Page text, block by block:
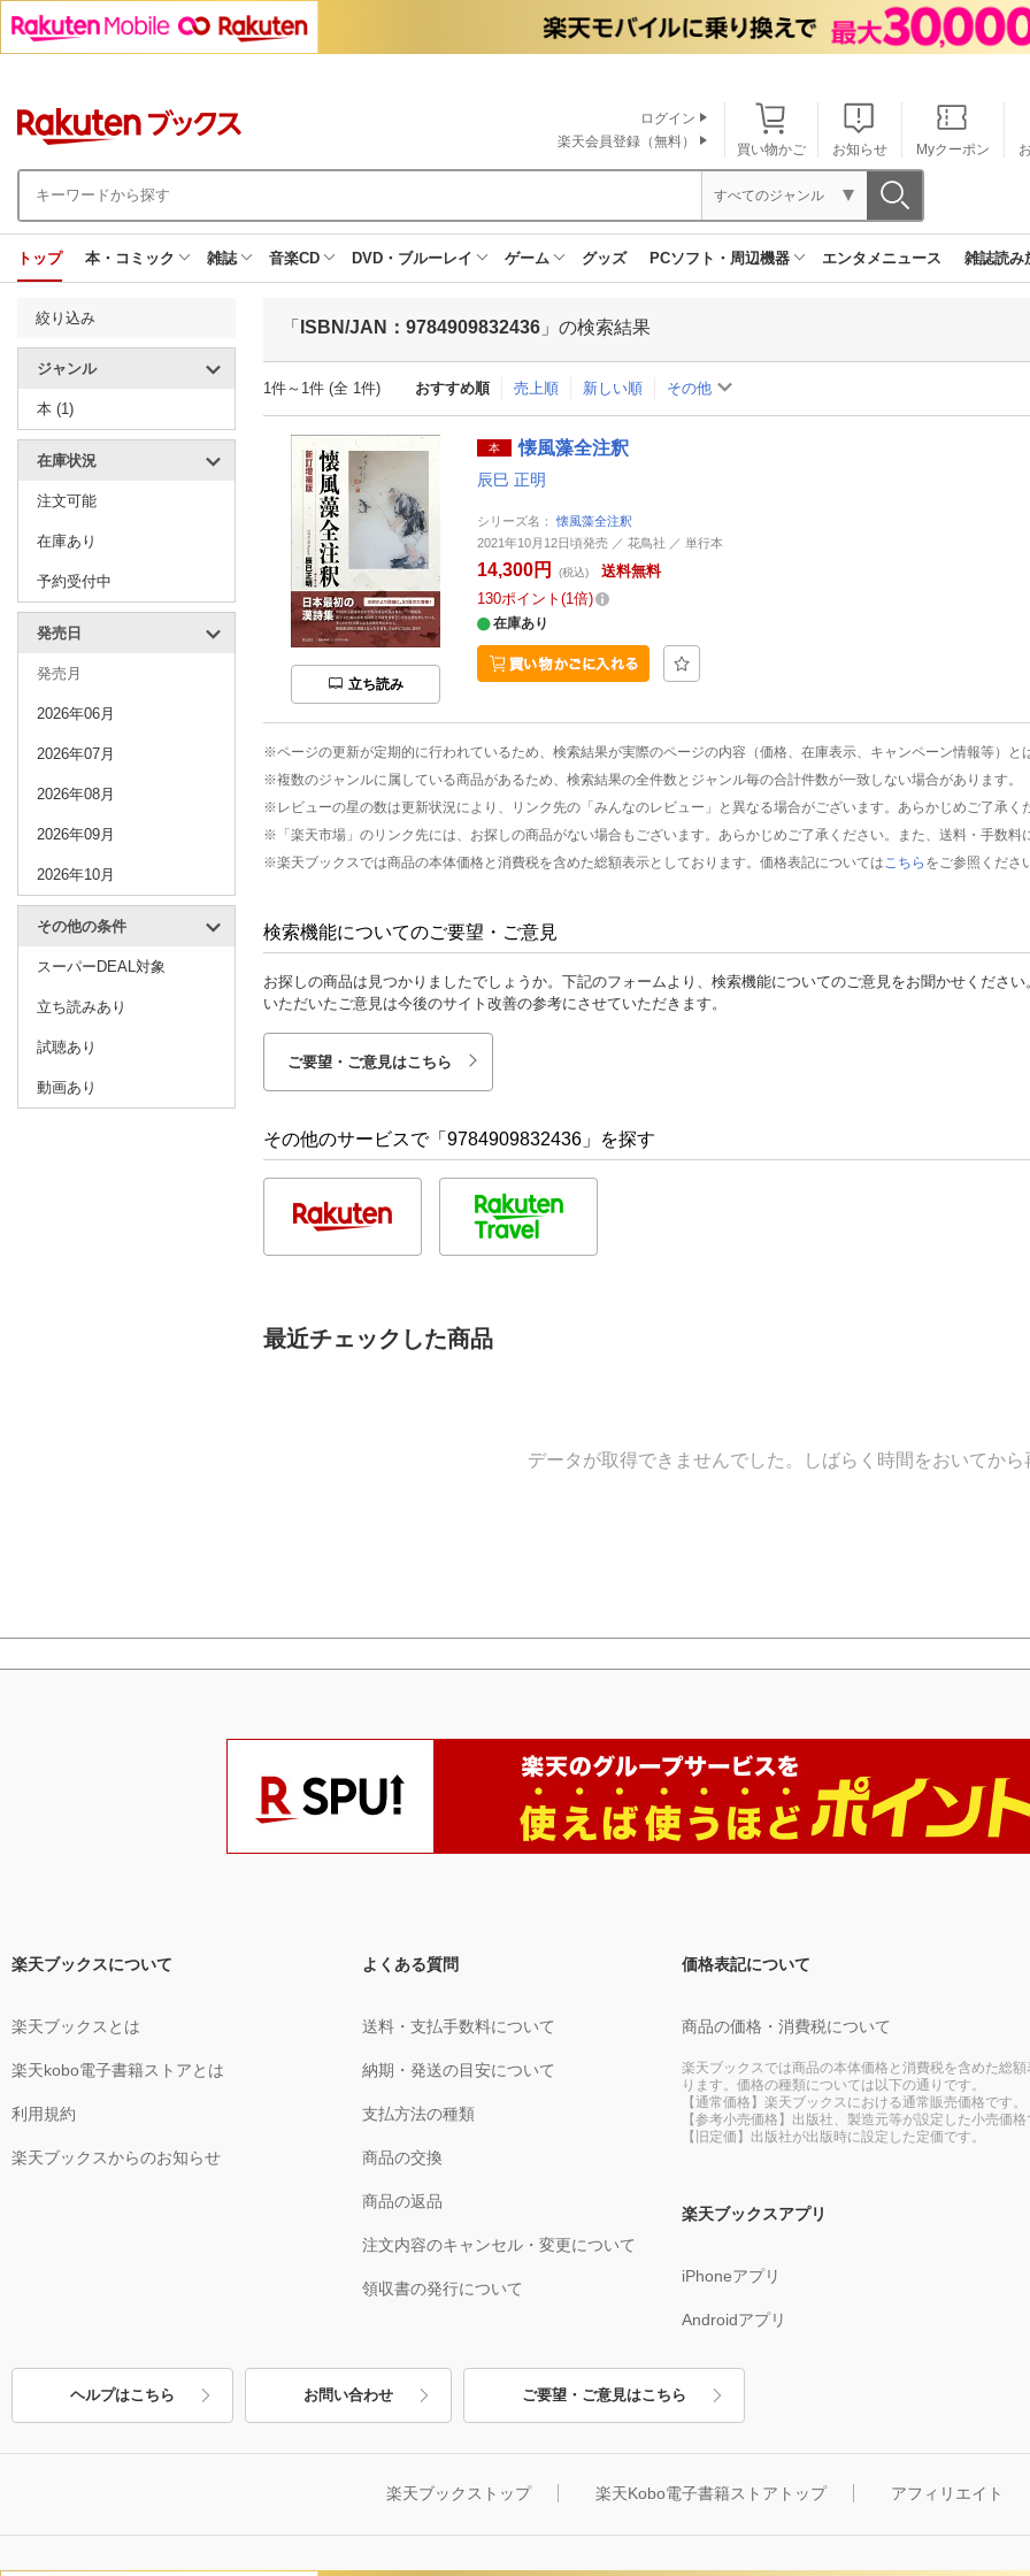
買い物かご お知らせ Myクーポン
ログイン
楽天会員登録（無料）
すべてのジャンル
トップ 本・コミック 雑誌 音楽CD DVD・ブルーレイ ゲーム グッズ PCソフト・周辺機器 エンタメニュース 雑誌読み
絞り込み
ジャンル
本 (1)
在庫状況
注文可能
在庫あり
予約受付中
発売日
発売月
2026年06月
2026年07月
2026年08月
2026年09月
2026年10月
その他の条件
スーパーDEAL対象
立ち読みあり
試聴あり
動画あり
「 ISBN/JAN：9784909832436 」の検索結果
1件～1件 (全 1件) おすすめ順 売上順 新しい順 その他
立ち読み
本 懐風藻全注釈
辰巳 正明
シリーズ名：懐風藻全注釈
2021年10月12日頃発売 ／ 花鳥社 ／ 単行本
14,300円 (税込)
送料無料
130ポイント 1倍
在庫あり
※ページの更新が定期的に行われているため、検索結果が実際のページの内容（価格、在庫表示、キャンペーン情報等）と
※複数のジャンルに属している商品があるため、検索結果の全件数とジャンル毎の合計件数が一致しない場合があります。
※レビューの星の数は更新状況により、リンク先の「みんなのレビュー」と異なる場合がございます。あらかじめご了承く
※「楽天市場」のリンク先には、お探しの商品がない場合もございます。あらかじめご了承ください。また、送料・手数料
※楽天ブックスでは商品の本体価格と消費税を含めた総額表示としております。価格表記については こちら をご参照くださ
検索機能についてのご要望・ご意見
お探しの商品は見つかりましたでしょうか。下記のフォームより、検索機能についてのご意見をお聞かせください
いただいたご意見は今後のサイト改善の参考にさせていただきます。
ご要望・ご意見はこちら
その他のサービスで「9784909832436」を探す
最近チェックした商品
データが取得できませんでした。しばらく時間をおいてから
楽天ブックスについて
楽天ブックスとは
楽天kobo電子書籍ストアとは
利用規約
楽天ブックスからのお知らせ
よくある質問
送料・支払手数料について
納期・発送の目安について
支払方法の種類
商品の交換
商品の返品
注文内容のキャンセル・変更について
領収書の発行について
価格表記について
商品の価格・消費税について
楽天ブックスでは商品の本体価格と消費税を含めた総額
ります。価格の種類については以下の通りです。
【通常価格】楽天ブックスにおける通常販売価格です。
【参考小売価格】出版社、製造元等が設定した小売価格
【旧定価】出版社が出版時に設定した定価です。
楽天ブックスアプリ
iPhoneアプリ
Androidアプリ
ヘルプはこちら お問い合わせ ご要望・ご意見はこちら
楽天ブックストップ 楽天Kobo電子書籍ストアトップ アフィリエイト